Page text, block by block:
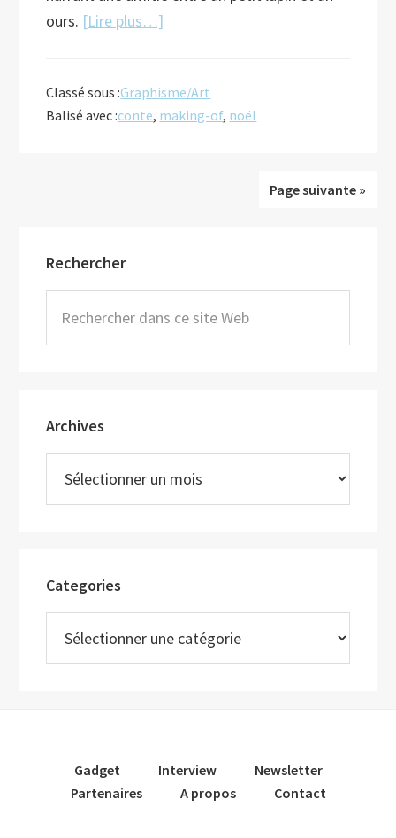
ours. [Lire plus…]
de
noel
Classé sous :Graphisme/Art
Balisé avec :conte, making-of, noël
Page suivante »
latérale
principale
Rechercher
dans
ce
Archives
Categories
Gadget Interview
Newsletter
Partenaires
A propos Contact